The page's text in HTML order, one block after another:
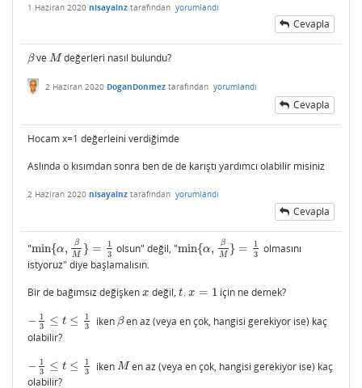
1 Haziran 2020 nisayalnz tarafından yorumlandı
Cevapla
β
βveM
M değerleri nasıl bulundu?
2 Haziran 2020 DoganDonmez tarafından yorumlandı
Cevapla
Hocam x=1 değerleini verdiğimde
Aslında o kısımdan sonra ben de de karıştı yardımcı olabilir misiniz
2 Haziran 2020 nisayalnz tarafından yorumlandı
Cevapla
"min{α,
β
M } =
1
3
min{α,β M}=1 3 olsun" değil, "min{α,
β
M } =
1
3
min{α,β M}=1 3
olmasını
istyoruz" diye başlamalısın.
Bir de bağımsız değişken x
x değil, t
t. x = 1
x= 1 için ne demek?
− 1
3
≤ t ≤
1
3
−13 t≤ 13 iken β
βen az (veya en çok, hangisi gerekiyor ise) kaç
olabilir?
− 1
3
≤ t ≤
1
3
−13 t≤ 13 ikenM
M en az (veya en çok, hangisi gerekiyor ise) kaç
olabilir?